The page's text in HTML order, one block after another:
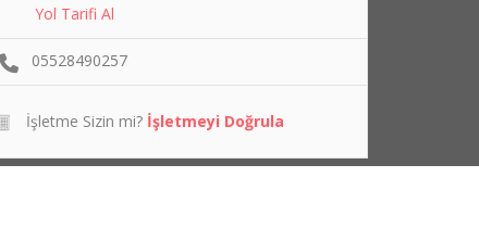
Yol Tarifi Al
05528490257
İşletme Sizin mi? İşletmeyi Doğrula